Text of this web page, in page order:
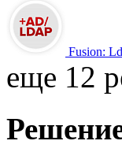
Fusion:
еще 12